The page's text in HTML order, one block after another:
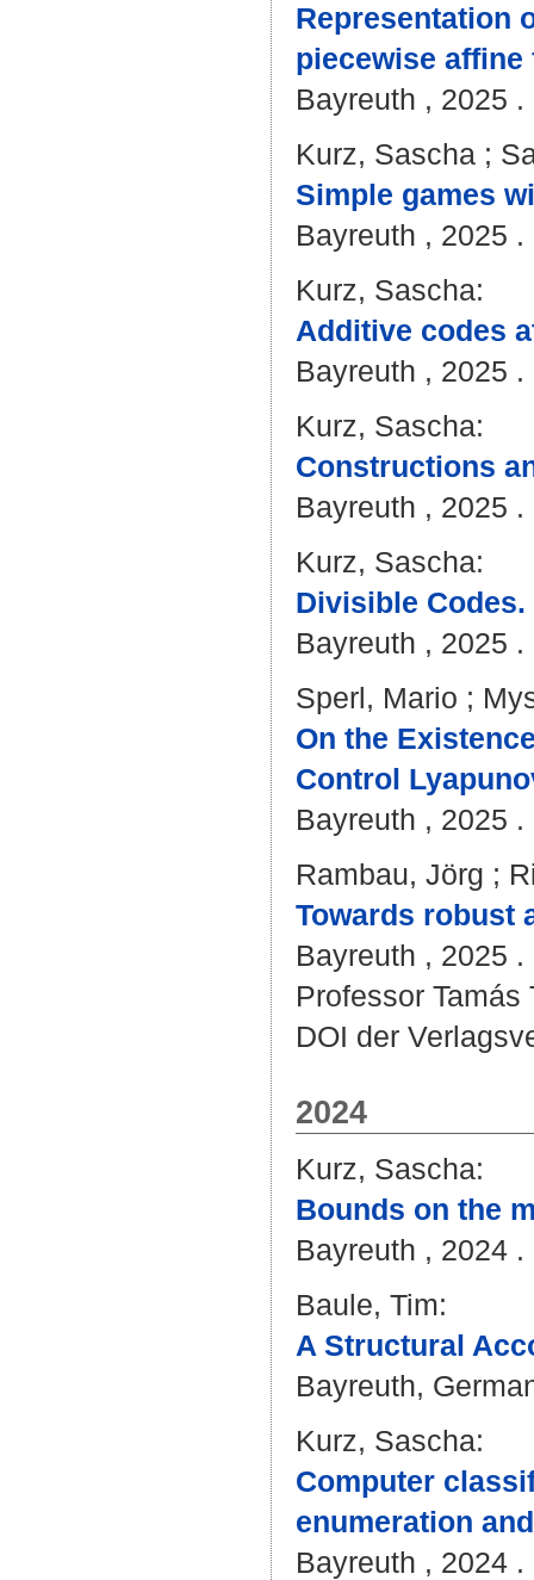
Representation
piecewise
Bayreuth , 2025 .
Kurz, Sascha ;
Simple games
Bayreuth , 2025 .
Kurz, Sascha:
Additive codes
Bayreuth , 2025
Kurz, Sascha:
Constructions
Bayreuth , 2025
Kurz, Sascha:
Divisible Codes.
Bayreuth , 2025 .
Sperl, Mario ;
On the
Control
Bayreuth , 2025 .
Rambau, Jörg ;
Towards robust
Bayreuth , 2025
Professor Tamás
DOI der
2024
Kurz, Sascha:
Bounds on the
Bayreuth , 2024 .
Baule, Tim:
A Structural
Bayreuth,
Kurz, Sascha:
Computer
enumeration
Bayreuth , 2024 .